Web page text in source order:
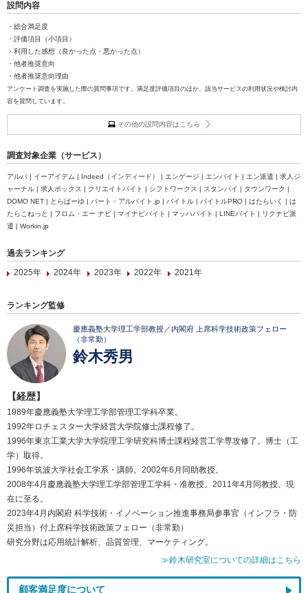
設問内容
・総合満足度
・評価項目（小項目）
・利用した感想（良かった点・悪かった点）
・他者推奨意向
・他者推奨意向理由
アンケート調査を実施した際の質問事項です。満足度評価項目のほか、該当サービスの利用状況や検討内
容を質問しています。
その他の設問内容はこちら
調査対象企業（サービス）
アルパ | イーアイデム | Indeed（インディード） | エンゲージ | エンバイト | エン派遣 | 求人ジ
ャーナル | 求人ボックス | クリエイトバイト | シフトワークス | スタンバイ | タウンワーク |
DOMO NET | とらばーゆ | パート・アルバイト.jp | バイトル | バイトルPRO | はたらいく | は
たらこねっと | フロム・エー ナビ | マイナビバイト | マッハバイト | LINEバイト | リクナビ派
遣 | Workin.jp
過去ランキング
2025年
2024年 2023年 2022年 2021年
ランキング監修
慶應義塾大学理工学部教授／内閣府 上席科学技術政策フェロー
（非常勤）
鈴木秀男
【経歴】
1989年慶應義塾大学理工学部管理工学科卒業。
1992年ロチェスター大学経営大学院修士課程修了。
1996年東京工業大学大学院理工学研究科博士課程経営工学専攻修了。博士（工
学）取得。
1996年筑波大学社会工学系・講師。2002年6月同助教授。
2008年4月慶應義塾大学理工学部管理工学科・准教授。2011年4月同教授、現
在に至る。
2023年4月内閣府 科学技術・イノベーション推進事務局参事官（インフラ・防
災担当）付上席科学技術政策フェロー（非常勤）
研究分野は応用統計解析、品質管理、マーケティング。
≫鈴木研究室についての詳細はこちら
顧客満足度について